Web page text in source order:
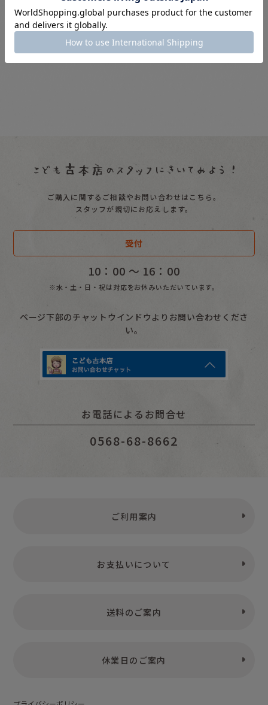
お知らせ
ご購入に関するご相談やお問い合わせはこちら。
スタッフが親切にお応えします。
受付
10：00 〜 16：00
※水・土・日・祝は対応をお休みいただいています。
ページ下部のチャットウインドウよりお問い合わせくださ
い。
お電話によるお問合せ
0568-68-8662
ご利用案内
お支払いについて
送料のご案内
休業日のご案内